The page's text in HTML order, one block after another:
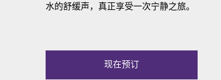
水的舒缓声，真正享受一次宁静之旅。
现在预订